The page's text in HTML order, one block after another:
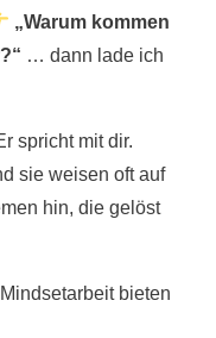
„Warum kommen
… dann lade ich
spricht mit dir.
sie weisen oft auf
hin, die gelöst
bieten